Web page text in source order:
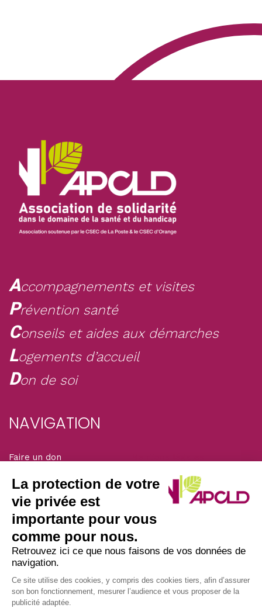
Accompagnements et visites
Prévention santé
Conseils et aides aux démarches
Logements d’accueil
Don de soi
NAVIGATION
Faire un don
Solidarité magazine
SIÈGE DE L’ASSOCIATION
Nous écrire par courrier postal à l’adresse :
APCLD
45/47 avenue Laplace
94117 ARCUEIL CEDEX
La protection de votre
vie privée est
importante pour vous
comme pour nous.
Retrouvez ici ce que nous faisons de vos données de
navigation.
Ce site utilise des cookies, y compris des cookies tiers, afin d’assurer
son bon fonctionnement, mesurer l’audience et vous proposer de la
publicité adaptée.